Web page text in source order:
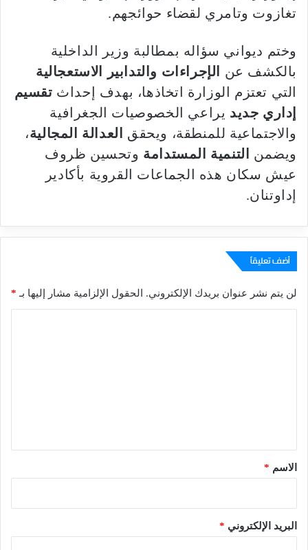
تغازوت وتامري لقضاء حوائجهم.
وختم ديواني سؤاله بمطالبة وزير الداخلية
بالكشف عن
الإجراءات والتدابير الاستعجالية
التي تعتزم الوزارة اتخاذها، بهدف إحداث تقسيم
إداري جديد يراعي الخصوصيات الجغرافية
والاجتماعية للمنطقة، ويحقق
العدالة المجالية،
ويضمن
التنمية المستدامة وتحسين ظروف
عيش سكان هذه الجماعات القروية بأكادير
إداوتنان.
أضف تعليقاً
لن يتم نشر عنوان بريدك الإلكتروني. الحقول الإلزامية مشار إليها بـ *
*الاسم *
البريد الإلكتروني *